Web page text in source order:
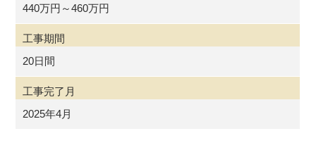
440万円～460万円
工事期間
20日間
工事完了月
2025年4月